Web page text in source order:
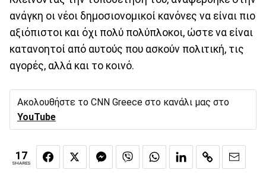
ανάγκη οι νέοι δημοσιονομικοί κανόνες να είναι πιο
αξιόπιστοι και όχι πολύ πολύπλοκοι, ώστε να είναι
κατανοητοί από αυτούς που ασκούν πολιτική, τις
αγορές, αλλά και το κοινό.
Ακολουθήστε το CNN Greece στο κανάλι μας στο
YouTube
17
SHARES